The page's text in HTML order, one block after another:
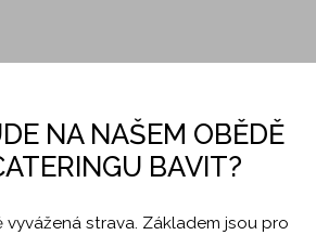
NA NAŠEM OBĚDĚ
BAVIT?
vyvážená strava. Základem jsou pro